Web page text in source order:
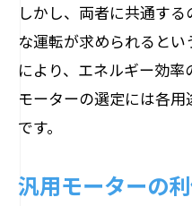
しかし、両者に共通す
な運転が求められると
により、エネルギー効率
モーターの選定には各
です。
汎用モーターの